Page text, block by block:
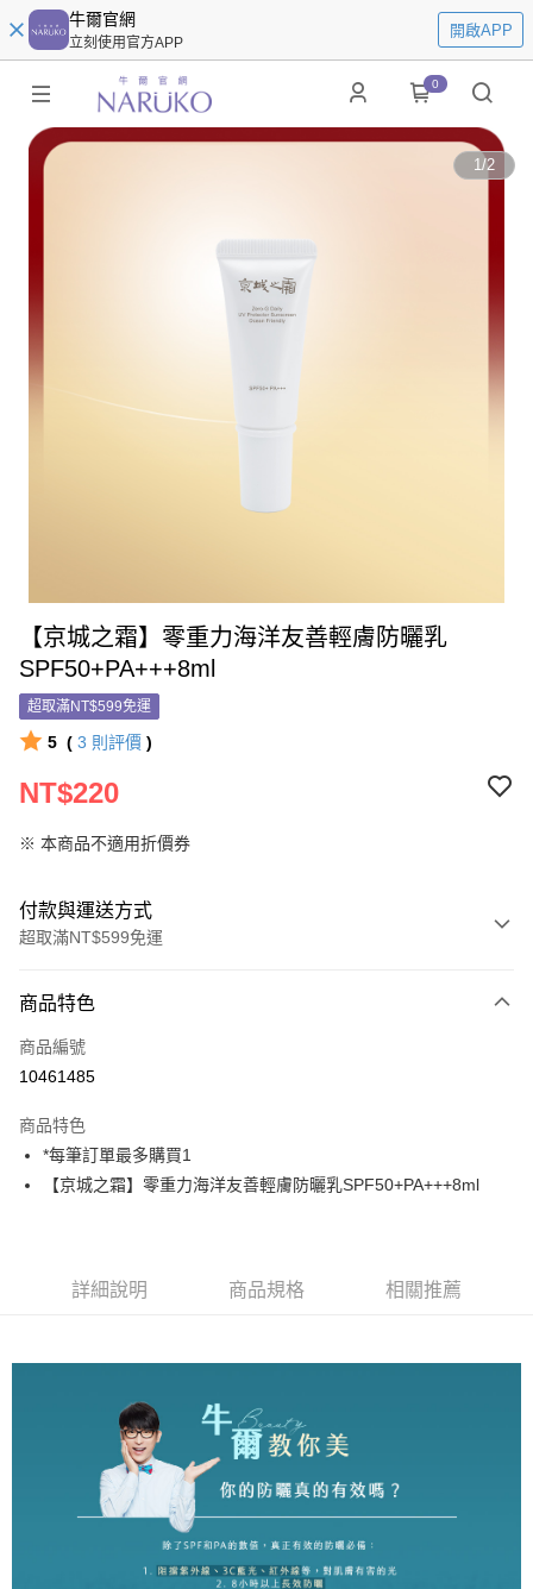
牛爾官網
立刻使用官方APP
開啟APP
0
1/2
【京城之霜】零重力海洋友善輕膚防曬乳
SPF50+PA+++8ml
超取滿NT$599免運
5 ( 3 則評價 )
NT$220
※ 本商品不適用折價券
付款與運送方式
超取滿NT$599免運
信用卡一次付款
信用卡分期付款
合作金庫商業銀行
華南商業銀行
上海商業儲蓄銀行
台北富邦商業銀行
聯邦商業銀行
遠東國際商業銀行
台新國際商業銀行
中國信託商業銀行
6 期 0 利率 每期
華南商業銀行
彰化商業銀行
匯豐（台灣）商業銀行
華泰商業銀行
台灣樂天信用卡公司
超商取貨付款
【大哥付你分期使用說明】
1.本服務由台灣大哥大提供，台灣大哥大用戶可立即使用無須另外申請。
2.付款方式選擇「大哥付你分期」，訂單成立後會自動跳轉到大哥付的交易
流程，驗證手機門號後，選擇欲分期的期數、繳款截止日，確認付款後即完
3.實際核准額度、可分期數及費用金額請依後續交易確認頁面所載為準。
4.訂單成立30分鐘內，如未前往確認交易或遇審核未通過，訂單將自動取
AFTEE先享後付
【關於「AFTEE先享後付」】
AFTEE先享後付是「在收到商品之後才付款」的支付方式。 讓您購物簡單
商品特色
商品編號
10461485
商品特色
*每筆訂單最多購買1
【京城之霜】零重力海洋友善輕膚防曬乳SPF50+PA+++8ml
詳細說明 商品規格 相關推薦